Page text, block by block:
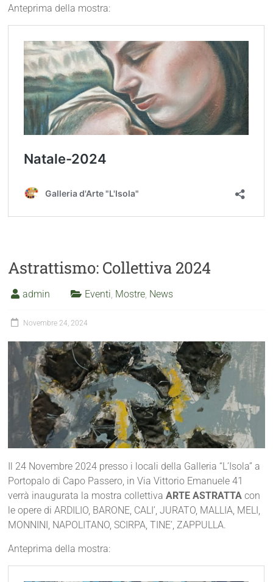
Anteprima della mostra:
Astrattismo: Collettiva 2024
admin Eventi, Mostre, News
Novembre 24, 2024
Il 24 Novembre 2024 presso i locali della Galleria “L’Isola” a
Portopalo di Capo Passero, in Via Vittorio Emanuele 41
verrà inaugurata la mostra collettivaARTE ASTRATTA con
le opere di ARDILIO, BARONE, CALI’, JURATO, MALLIA, MELI,
MONNINI, NAPOLITANO, SCIRPA, TINE’, ZAPPULLA.
Anteprima della mostra: